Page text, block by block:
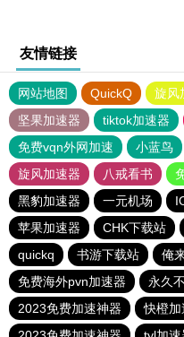
友情链接
网站地图 QuickQ 旋风
坚果加速器
tiktok加速器
免费vqn外网加速
小蓝鸟
旋风加速器
八戒看书
黑豹加速器
一元机场
苹果加速器
CHK下载站
quickq
书游下载站 俺
免费海外pvn加速器
永久
2023免费加速神器
快橙加